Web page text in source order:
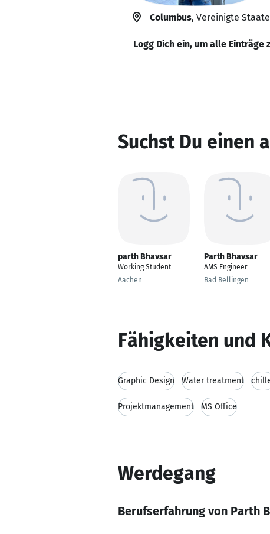
Columbus, Vereinigte
Logg Dich ein, um alle Einträge
Suchst Du einen
parth Bhavsar
Working Student
Aachen
Parth Bhavsar
AMS Engineer
Bad Bellingen
Fähigkeiten und
Graphic Design Water treatment
Projektmanagement MS Office
Werdegang
Berufserfahrung von Parth